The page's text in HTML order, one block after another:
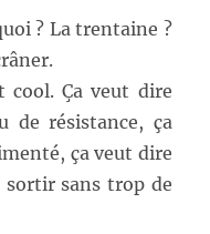
? La trentaine ?
cool. Ça veut dire
de résistance, ça
ça veut dire
sortir sans trop de